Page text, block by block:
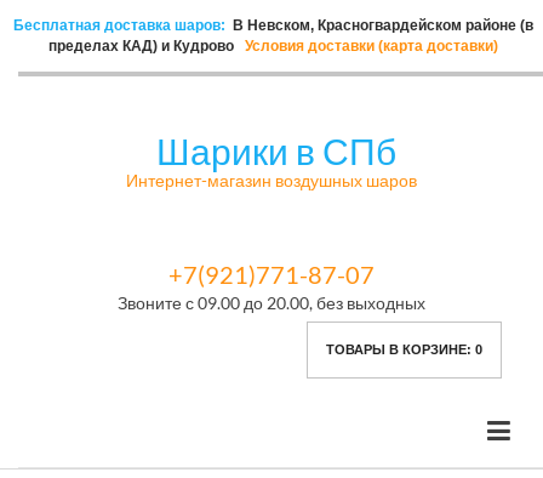
Бесплатная доставка шаров:
В Невском, Красногвардейском районе (в
пределах КАД) и Кудрово
Условия доставки (карта доставки)
Шарики в СПб
Интернет-магазин воздушных шаров
+7(921)771-87-07
Звоните с 09.00 до 20.00, без выходных
ТОВАРЫ В КОРЗИНЕ: 0